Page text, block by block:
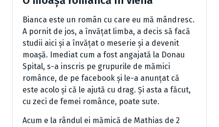
Bianca este un român cu care eu mă mândresc.
A pornit de jos, a învățat limba, a decis să facă
studii aici și a învățat o meserie și a devenit
moașă. Imediat cum a fost angajată la Donau
Spital, s-a inscris pe grupurile de mămici
românce, de pe facebook și le-a anunțat că
este acolo și că le ajută cu drag. Și asta a făcut,
cu zeci de femei românce, poate sute.
Acum e la rândul ei mămică de Mathias de 2